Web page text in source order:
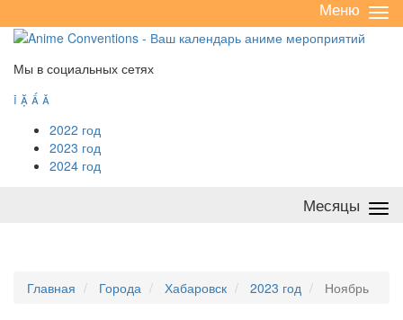
/
Меню
Мы в социальных сетях
   
2022 год
2023 год
2024 год
Месяцы
Главная Города Хабаровск 2023 год Ноябрь